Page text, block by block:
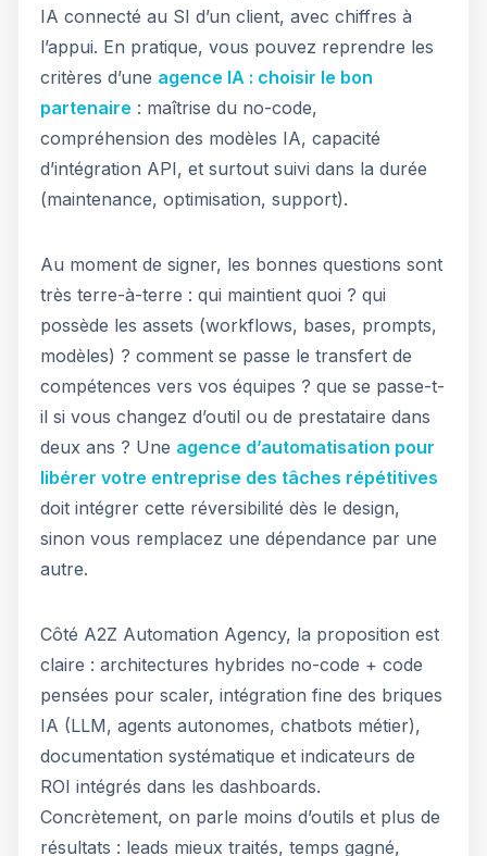
IA connecté au SI d’un client, avec chiffres à
l’appui. En pratique, vous pouvez reprendre les
critères d’une agence IA : choisir le bon
partenaire : maîtrise du no-code,
compréhension des modèles IA, capacité
d’intégration API, et surtout suivi dans la durée
(maintenance, optimisation, support).
Au moment de signer, les bonnes questions sont
très terre-à-terre : qui maintient quoi ? qui
possède les assets (workflows, bases, prompts,
modèles) ? comment se passe le transfert de
compétences vers vos équipes ? que se passe-t-
il si vous changez d’outil ou de prestataire dans
deux ans ? Une agence d’automatisation pour
libérer votre entreprise des tâches répétitives
doit intégrer cette réversibilité dès le design,
sinon vous remplacez une dépendance par une
autre.
Côté A2Z Automation Agency, la proposition est
claire : architectures hybrides no-code + code
pensées pour scaler, intégration fine des briques
IA (LLM, agents autonomes, chatbots métier),
documentation systématique et indicateurs de
ROI intégrés dans les dashboards.
Concrètement, on parle moins d’outils et plus de
résultats : leads mieux traités, temps gagné,